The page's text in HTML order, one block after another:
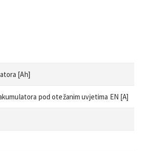
[Ah]
pod otežanim uvjetima EN [A]